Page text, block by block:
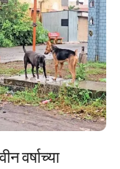
वर्षाच्या